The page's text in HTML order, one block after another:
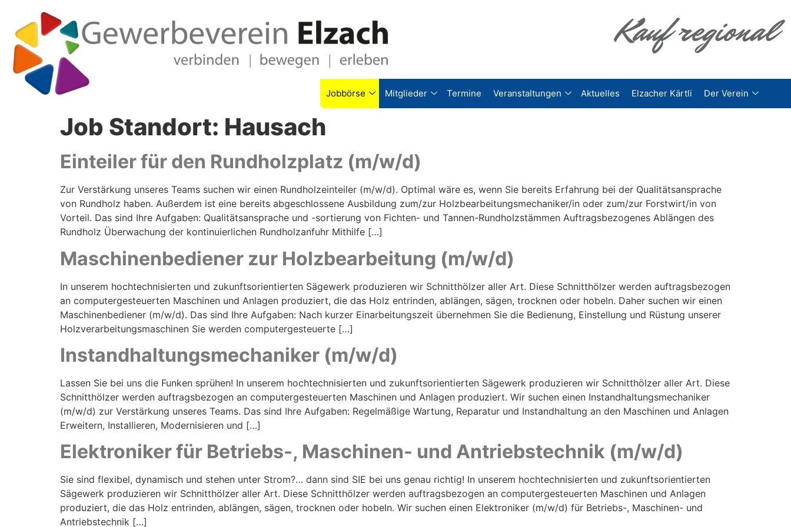
Jobbörse Mitglieder Termine Veranstaltungen Aktuelles Elzacher Kärtli Der Verein
Job Standort: Hausach
Einteiler für den Rundholzplatz (m/w/d)
Zur Verstärkung unseres Teams suchen wir einen Rundholzeinteiler (m/w/d). Optimal wäre es, wenn Sie bereits Erfahrung bei der Qualitätsansprache
von Rundholz haben. Außerdem ist eine bereits abgeschlossene Ausbildung zum/zur Holzbearbeitungsmechaniker/in oder zum/zur Forstwirt/in von
Vorteil. Das sind Ihre Aufgaben: Qualitätsansprache und -sortierung von Fichten- und Tannen-Rundholzstämmen Auftragsbezogenes Ablängen des
Rundholz Überwachung der kontinuierlichen Rundholzanfuhr Mithilfe […]
Maschinenbediener zur Holzbearbeitung (m/w/d)
In unserem hochtechnisierten und zukunftsorientierten Sägewerk produzieren wir Schnitthölzer aller Art. Diese Schnitthölzer werden auftragsbezogen
an computergesteuerten Maschinen und Anlagen produziert, die das Holz entrinden, ablängen, sägen, trocknen oder hobeln. Daher suchen wir einen
Maschinenbediener (m/w/d). Das sind Ihre Aufgaben: Nach kurzer Einarbeitungszeit übernehmen Sie die Bedienung, Einstellung und Rüstung unserer
Holzverarbeitungsmaschinen Sie werden computergesteuerte […]
Instandhaltungsmechaniker (m/w/d)
Lassen Sie bei uns die Funken sprühen! In unserem hochtechnisierten und zukunftsorientierten Sägewerk produzieren wir Schnitthölzer aller Art. Diese
Schnitthölzer werden auftragsbezogen an computergesteuerten Maschinen und Anlagen produziert. Wir suchen einen Instandhaltungsmechaniker
(m/w/d) zur Verstärkung unseres Teams. Das sind Ihre Aufgaben: Regelmäßige Wartung, Reparatur und Instandhaltung an den Maschinen und Anlagen
Erweitern, Installieren, Modernisieren und […]
Elektroniker für Betriebs-, Maschinen- und Antriebstechnik (m/w/d)
Sie sind flexibel, dynamisch und stehen unter Strom?… dann sind SIE bei uns genau richtig! In unserem hochtechnisierten und zukunftsorientierten
Sägewerk produzieren wir Schnitthölzer aller Art. Diese Schnitthölzer werden auftragsbezogen an computergesteuerten Maschinen und Anlagen
produziert, die das Holz entrinden, ablängen, sägen, trocknen oder hobeln. Wir suchen einen Elektroniker (m/w/d) für Betriebs-, Maschinen- und
Antriebstechnik […]